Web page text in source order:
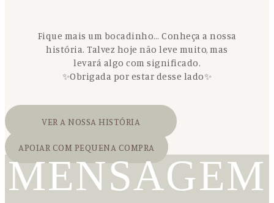
Fique mais um bocadinho… Conheça a nossa
história. Talvez hoje não leve muito, mas
levará algo com significado.
✨Obrigada por estar desse lado✨
VER A NOSSA HISTÓRIA
APOIAR COM PEQUENA COMPRA
MENSAGEM